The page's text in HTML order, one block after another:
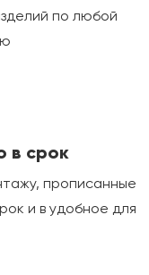
по любой
в срок
прописанные
и в удобное для